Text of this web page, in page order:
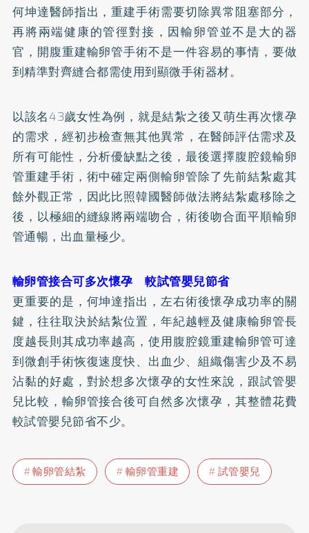
何坤達醫師指出，重建手術需要切除異常阻塞部分，
再將兩端健康的管徑對接，因輸卵管並不是大的器
官，開腹重建輸卵管手術不是一件容易的事情，要做
到精準對齊縫合都需使用到顯微手術器材。
以該名43歲女性為例，就是結紮之後又萌生再次懷孕
的需求，經初步檢查無其他異常，在醫師評估需求及
所有可能性，分析優缺點之後，最後選擇腹腔鏡輸卵
管重建手術，術中確定兩側輸卵管除了先前結紮處其
餘外觀正常，因此比照韓國醫師做法將結紮處移除之
後，以極細的縫線將兩端吻合，術後吻合面平順輸卵
管通暢，出血量極少。
輸卵管接合可多次懷孕 較試管嬰兒節省
更重要的是，何坤達指出，左右術後懷孕成功率的關
鍵，往往取決於結紮位置，年紀越輕及健康輸卵管長
度越長則其成功率越高，使用腹腔鏡重建輸卵管可達
到微創手術恢復速度快、出血少、組織傷害少及不易
沾黏的好處，對於想多次懷孕的女性來說，跟試管嬰
兒比較，輸卵管接合後可自然多次懷孕，其整體花費
較試管嬰兒節省不少。
輸卵管結紮 輸卵管重建 試管嬰兒